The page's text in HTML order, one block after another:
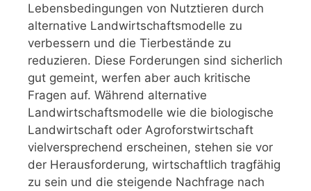
Lebensbedingungen von Nutztieren durch
alternative Landwirtschaftsmodelle zu
verbessern und die Tierbestände zu
reduzieren. Diese Forderungen sind sicherlich
gut gemeint, werfen aber auch kritische
Fragen auf. Während alternative
Landwirtschaftsmodelle wie die biologische
Landwirtschaft oder Agroforstwirtschaft
vielversprechend erscheinen, stehen sie vor
der Herausforderung, wirtschaftlich tragfähig
zu sein und die steigende Nachfrage nach